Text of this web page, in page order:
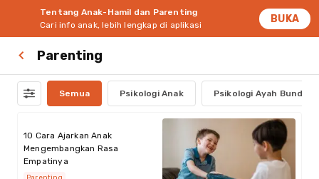
Tentang Anak-Hamil dan Parenting
Cari info anak, lebih lengkap di aplikasi
BUKA
Parenting
Semua Psikologi Anak Psikologi Ayah Bunda
10 Cara Ajarkan Anak
Mengembangkan Rasa
Empatinya
Parenting